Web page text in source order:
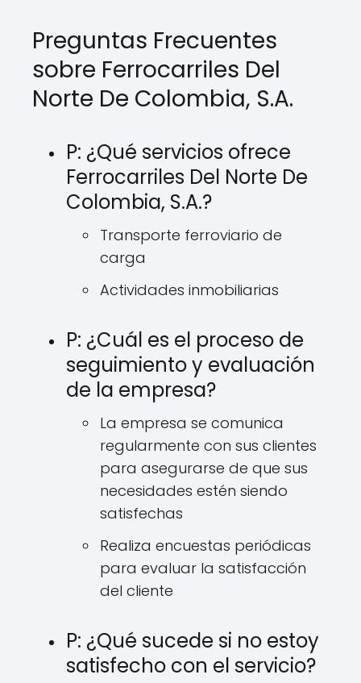
Preguntas Frecuentes
sobre Ferrocarriles Del
Norte De Colombia, S.A.
P: ¿Qué servicios ofrece
Ferrocarriles Del Norte De
Colombia, S.A.?
Transporte ferroviario de
carga
Actividades inmobiliarias
P: ¿Cuál es el proceso de
seguimiento y evaluación
de la empresa?
La empresa se comunica
regularmente con sus clientes
para asegurarse de que sus
necesidades estén siendo
satisfechas
Realiza encuestas periódicas
para evaluar la satisfacción
del cliente
P: ¿Qué sucede si no estoy
satisfecho con el servicio?